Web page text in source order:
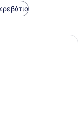
με λευκά σεντόνια